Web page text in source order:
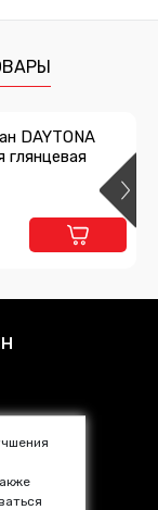
DAYTONA
глянцевая